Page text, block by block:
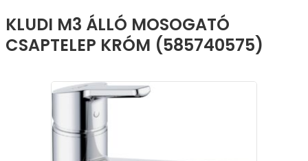
KLUDI M3 ÁLLÓ MOSOGATÓ
CSAPTELEP KRÓM (585740575)